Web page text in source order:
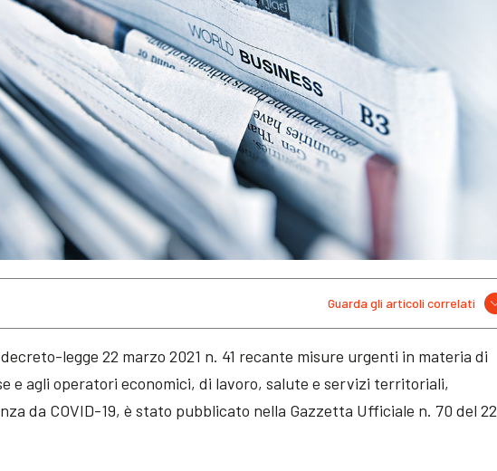
Guarda gli articoli correlati
legge 22 marzo 2021 n. 41 recante misure urgenti in materia di
e agli operatori economici, di lavoro, salute e servizi territoriali,
da COVID-19, è stato pubblicato nella Gazzetta Ufficiale n. 70 del 22